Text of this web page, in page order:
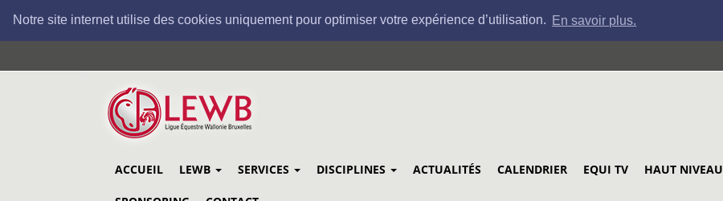
Notre site internet utilise des cookies uniquement pour optimiser votre expérience d’utilisation. En savoir plus.
au
ACCUEIL LEWB SERVICES DISCIPLINES ACTUALITÉS CALENDRIER EQUI TV HAUT NIVEAU